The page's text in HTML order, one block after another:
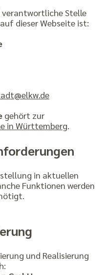
verantwortliche Stelle
dieser Webseite ist:
gehört zur
in Württemberg.
in aktuellen
Funktionen werden
und Realisierung